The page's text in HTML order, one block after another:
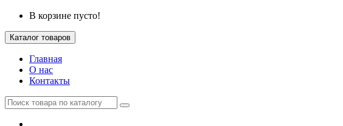
В корзине пусто!
Каталог товаров
Главная
О нас
Контакты